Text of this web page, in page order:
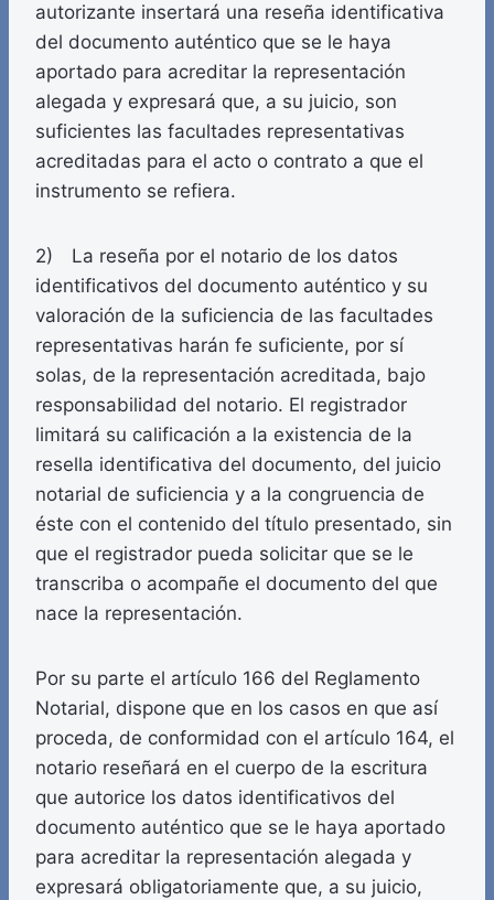
autorizante insertará una reseña identificativa
del documento auténtico que se le haya
aportado para acreditar la representación
alegada y expresará que, a su juicio, son
suficientes las facultades representativas
acreditadas para el acto o contrato a que el
instrumento se refiera.
2) La reseña por el notario de los datos
identificativos del documento auténtico y su
valoración de la suficiencia de las facultades
representativas harán fe suficiente, por sí
solas, de la representación acreditada, bajo
responsabilidad del notario. El registrador
limitará su calificación a la existencia de la
resella identificativa del documento, del juicio
notarial de suficiencia y a la congruencia de
éste con el contenido del título presentado, sin
que el registrador pueda solicitar que se le
transcriba o acompañe el documento del que
nace la representación.
Por su parte el artículo 166 del Reglamento
Notarial, dispone que en los casos en que así
proceda, de conformidad con el artículo 164, el
notario reseñará en el cuerpo de la escritura
que autorice los datos identificativos del
documento auténtico que se le haya aportado
para acreditar la representación alegada y
expresará obligatoriamente que, a su juicio,